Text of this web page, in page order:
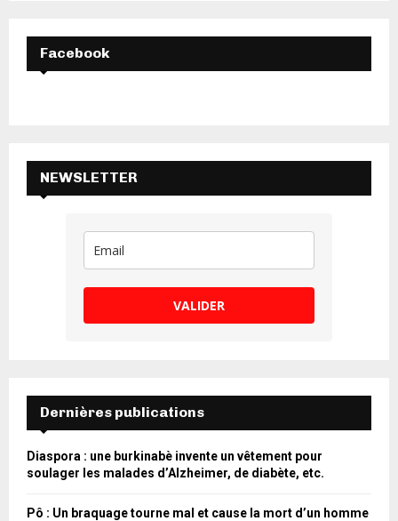
H
Facebook
NEWSLETTER
VALIDER
Dernières publications
Diaspora : une burkinabè invente un vêtement pour
soulager les malades d’Alzheimer, de diabète, etc.
Pô : Un braquage tourne mal et cause la mort d’un homme